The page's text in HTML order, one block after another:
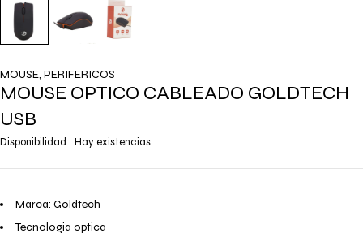
MOUSE, PERIFERICOS
MOUSE OPTICO CABLEADO GOLDTECH
USB
Disponibilidad Hay existencias
Marca: Goldtech
Tecnologia optica